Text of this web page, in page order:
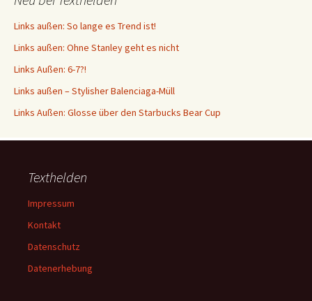
Links außen: So lange es Trend ist!
Links außen: Ohne Stanley geht es nicht
Links Außen: 6-7?!
Links außen – Stylisher Balenciaga-Müll
Links Außen: Glosse über den Starbucks Bear Cup
Texthelden
Impressum
Kontakt
Datenschutz
Datenerhebung